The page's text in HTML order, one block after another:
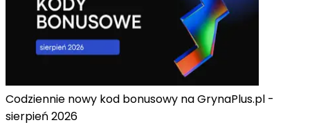
Codziennie nowy kod bonusowy na GrynaPlus.pl -
sierpień 2026